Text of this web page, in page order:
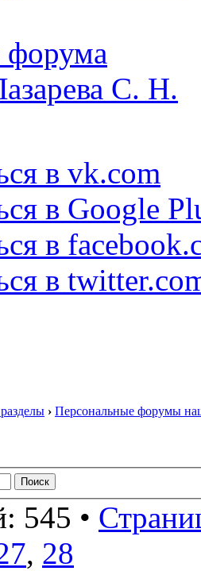
С. Н.
в vk.com
в Google
в
в
› Персональные форумы
545 •
, 28